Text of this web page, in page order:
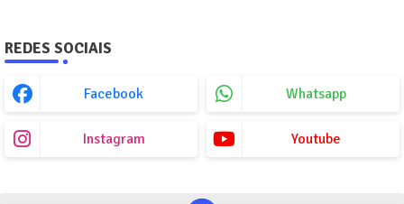
REDES SOCIAIS
Facebook Whatsapp
Instagram Youtube